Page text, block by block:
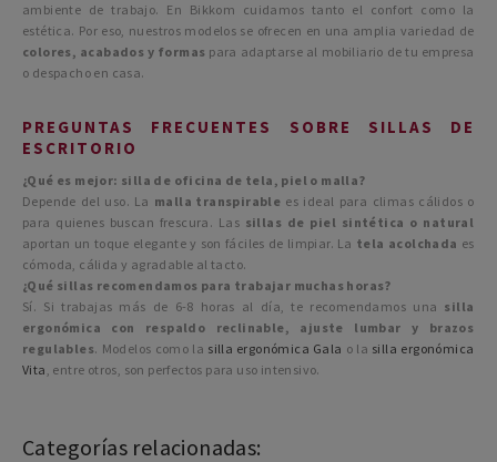
ambiente de trabajo. En Bikkom cuidamos tanto el confort como la
estética. Por eso, nuestros modelos se ofrecen en una amplia variedad de
colores, acabados y formas para adaptarse al mobiliario de tu empresa
o despacho en casa.
PREGUNTAS FRECUENTES SOBRE SILLAS DE
ESCRITORIO
¿Qué es mejor: silla de oficina de tela, piel o malla?
Depende del uso. La malla transpirable es ideal para climas cálidos o
para quienes buscan frescura. Las sillas de piel sintética o natural
aportan un toque elegante y son fáciles de limpiar. La tela acolchada es
cómoda, cálida y agradable al tacto.
¿Qué sillas recomendamos para trabajar muchas horas?
Sí. Si trabajas más de 6-8 horas al día, te recomendamos una silla
ergonómica con respaldo reclinable, ajuste lumbar y brazos
regulables. Modelos como la silla ergonómica Gala o la silla ergonómica
Vita , entre otros, son perfectos para uso intensivo.
Categorías relacionadas: